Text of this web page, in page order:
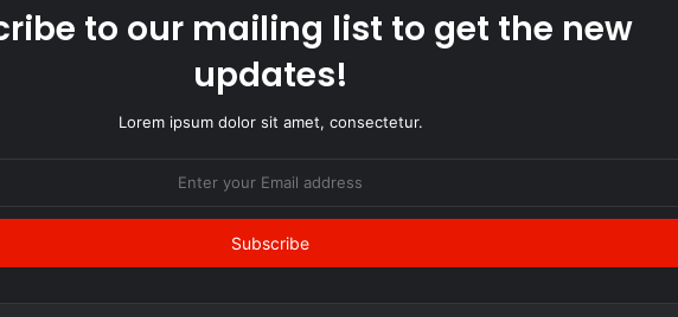
to our mailing list to get the new
updates!
Lorem ipsum dolor sit amet, consectetur.